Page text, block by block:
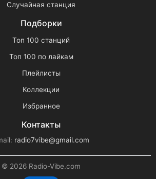
Случайная станция
Подборки
Топ 100 станций
Топ 100 по лайкам
Плейлисты
Коллекции
Избранное
Контакты
radio7vibe@gmail.com
© 2026 Radio-Vibe.com